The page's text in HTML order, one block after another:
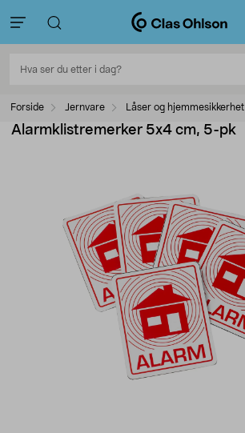
Forside Jernvare Låser og hjemmesikkerhet
Alarmklistremerker 5x4 cm, 5-pk